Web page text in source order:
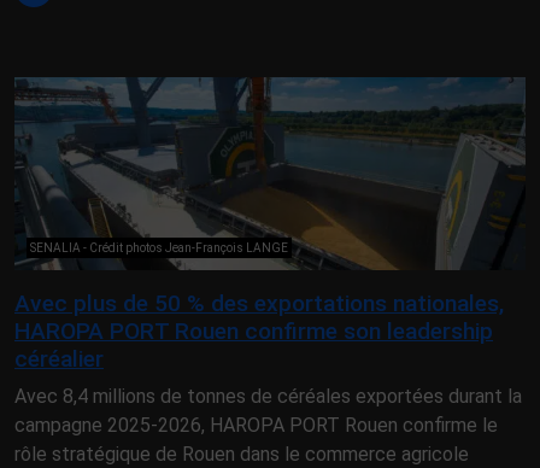
SENALIA - Crédit photos Jean-François LANGE
Avec plus de 50 % des exportations nationales,
HAROPA PORT Rouen confirme son leadership
céréalier
Avec 8,4 millions de tonnes de céréales exportées durant la
campagne 2025-2026, HAROPA PORT Rouen confirme le
rôle stratégique de Rouen dans le commerce agricole